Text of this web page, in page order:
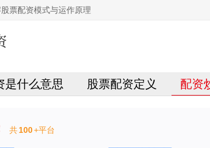
票配资模式与运作原理
是什么意思 股票配资定义 配资
共100+平台